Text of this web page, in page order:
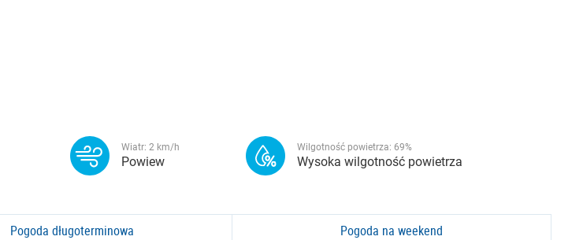
Wiatr: 2 km/h
Powiew
Wilgotność powietrza: 69%
Wysoka wilgotność powietrza
Pogoda długoterminowa Pogoda na weekend